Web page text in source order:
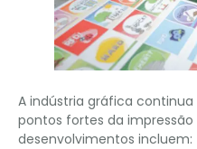
A indústria gráfica
pontos fortes da
desenvolvimentos incluem: